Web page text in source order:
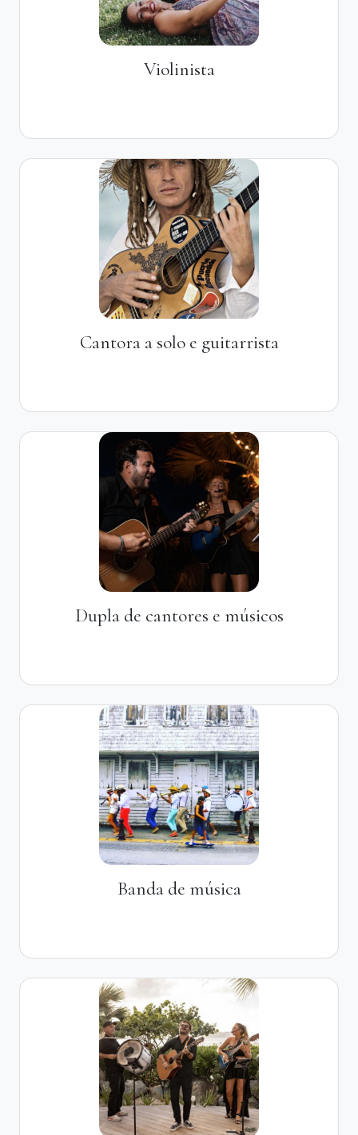
Violinista
Cantora a solo e guitarrista
Dupla de cantores e músicos
Banda de música